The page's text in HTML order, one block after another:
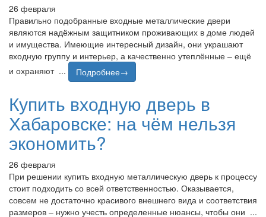
26 февраля
Правильно подобранные входные металлические двери
являются надёжным защитником проживающих в доме людей
и имущества. Имеющие интересный дизайн, они украшают
входную группу и интерьер, а качественно утеплённые – ещё
и охраняют ...
Подробнее→
Купить входную дверь в
Хабаровске: на чём нельзя
экономить?
26 февраля
При решении купить входную металлическую дверь к процессу
стоит подходить со всей ответственностью. Оказывается,
совсем не достаточно красивого внешнего вида и соответствия
размеров – нужно учесть определенные нюансы, чтобы они ...